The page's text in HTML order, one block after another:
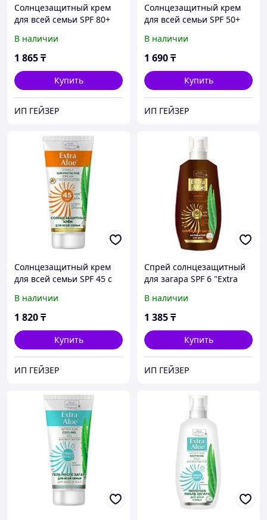
Солнцезащитный крем
для всей семьи SPF 80+
В наличии
1 865₸
Купить
ИП ГЕЙЗЕР
Солнцезащитный крем
для всей семьи SPF 50+
В наличии
1 690₸
Купить
ИП ГЕЙЗЕР
Солнцезащитный крем
для всей семьи SPF 45 с
"Extra Aloe" 100мл
В наличии
1 820₸
Купить
ИП ГЕЙЗЕР
Спрей солнцезащитный
для загара SPF 6 "Extra
В наличии
1 385₸
Купить
ИП ГЕЙЗЕР